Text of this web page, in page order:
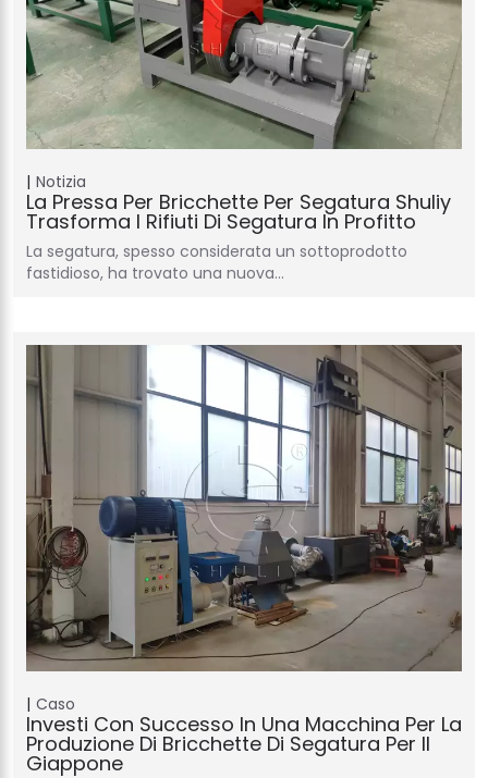
Notizia
La Pressa Per Bricchette Per Segatura Shuliy
Trasforma I Rifiuti Di Segatura In Profitto
La segatura, spesso considerata un sottoprodotto
fastidioso, ha trovato una nuova…
Caso
Investi Con Successo In Una Macchina Per La
Produzione Di Bricchette Di Segatura Per Il
Giappone